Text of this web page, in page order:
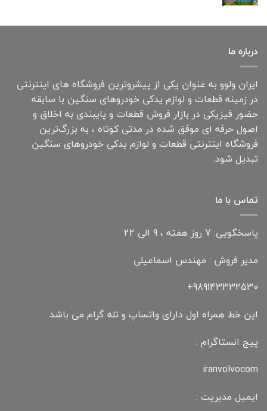
درباره ما
ایران ولوو به عنوان یکی از پیشروترین فروشگاه های اینترنتی
در زمینه قطعات و لوازم یدکی خودروهای سنگین با سابقه
حضور فیزیکی در بازار فروش قطعات و پایبندی به اخلاق و
اصول حرفه ای موفق شده در مدتی کوتاه ، به بزرگ‌ترین
فروشگاه اینترنتی قطعات و لوازم یدکی خودروهای سنگین
تبدیل شود.
تماس با ما
پاسخگویی: 7 روز هفته ، 9 الی 22
مدیر فروش : مهندس اسماعیلی
989143332530+
این خط همراه اول دارای واتساپ و تله گرام می باشد
پیج انستاگرام :
iranvolvocom
ایمیل مدیریت :